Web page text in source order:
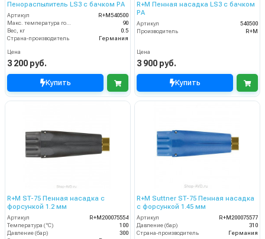
Пенораспылитель LS3 с бачком PA
Артикул
R+M540500
Макс. температура горячей воды (°C)
90
Вес, кг
0.5
Страна-производитель
Германия
Цена
3 200 руб.
Купить
R+M Пенная насадка LS3 с бачком
PA
Артикул
540500
Производитель
R+M
Цена
3 900 руб.
Купить
R+M ST-75 Пенная насадка с
форсункой 1.2 мм
Артикул
R+M200075554
Температура (°C)
100
Давление (бар)
300
R+M Suttner ST-75 Пенная насадка
с форсункой 1.45 мм
Артикул
R+M200075577
Давление (бар)
310
Страна-производитель
Германия